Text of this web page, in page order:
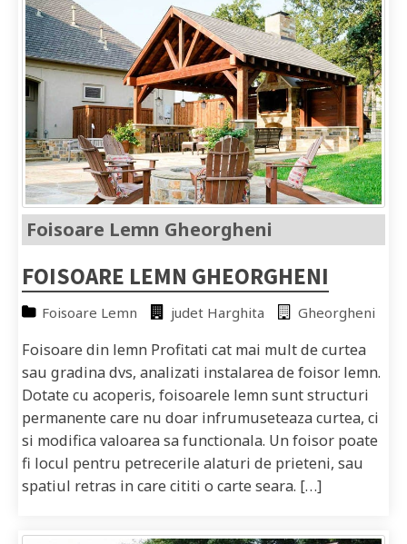
Foisoare Lemn Gheorgheni
FOISOARE LEMN GHEORGHENI
Foisoare Lemn judet Harghita Gheorgheni
Foisoare din lemn Profitati cat mai mult de curtea
sau gradina dvs, analizati instalarea de foisor lemn.
Dotate cu acoperis, foisoarele lemn sunt structuri
permanente care nu doar infrumuseteaza curtea, ci
si modifica valoarea sa functionala. Un foisor poate
fi locul pentru petrecerile alaturi de prieteni, sau
spatiul retras in care cititi o carte seara. […]